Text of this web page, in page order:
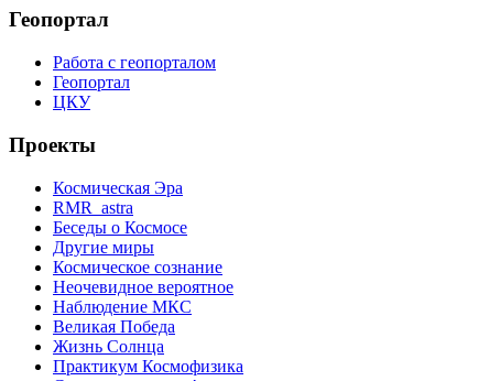
Геопортал
Работа с геопорталом
Геопортал
ЦКУ
Проекты
Космическая Эра
RMR_astra
Беседы о Космосе
Другие миры
Космическое сознание
Неочевидное вероятное
Наблюдение МКС
Великая Победа
Жизнь Солнца
Практикум Космофизика